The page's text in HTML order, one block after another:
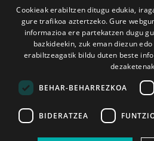
2026ko eka. 1a
Cookieak erabiltzen ditugu edukia,
gure trafikoa aztertzeko. Gure
informazioa ere partekatzen dugu
bazkideekin, zuk eman diezun
erabiltzeagatik bildu duten beste
BEHAR-BEHARREZKOA
BIDERATZEA